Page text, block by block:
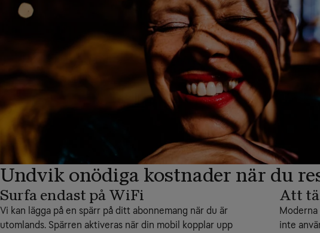
Undvik onödiga kostnader när du
Surfa endast på WiFi
Vi kan lägga på en spärr på ditt abonnemang när du är
utomlands. Spärren aktiveras när din mobil kopplar upp
Att
inte